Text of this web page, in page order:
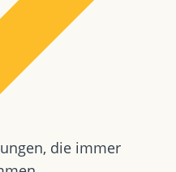
die immer